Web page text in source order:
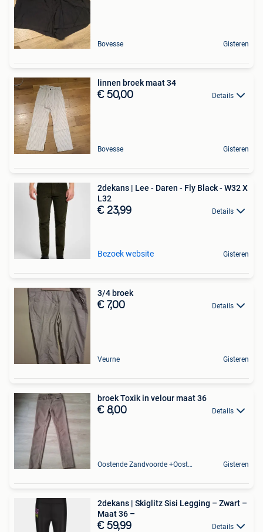
Bovesse Gisteren
linnen broek maat 34
€ 50,00 Details
Bovesse Gisteren
2dekans | Lee - Daren - Fly Black - W32 X
L32
€ 23,99 Details
Bezoek website Gisteren
3/4 broek
€ 7,00 Details
Veurne Gisteren
broek Toxik in velour maat 36
€ 8,00 Details
Oostende Zandvoorde +Oostende Gisteren
2dekans | Skiglitz Sisi Legging – Zwart –
Maat 36 –
€ 59,99 Details